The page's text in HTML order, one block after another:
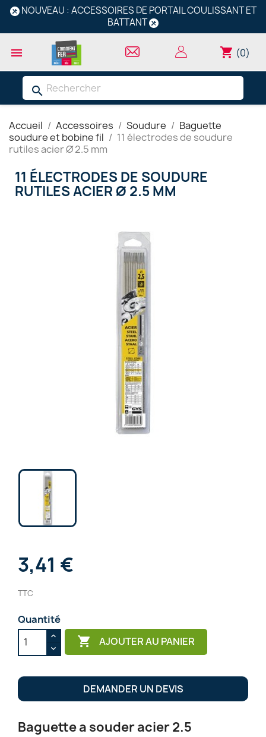
NOUVEAU : ACCESSOIRES DE PORTAIL COULISSANT ET
BATTANT
 shopping_cart (0)
search
Accueil Accessoires Soudure
Baguette
soudure et bobine fil
11 électrodes de soudure
rutiles acier Ø 2.5 mm
11 ÉLECTRODES DE SOUDURE
RUTILES ACIER Ø 2.5 MM
3,41 €
TTC
Quantité
 AJOUTER AU PANIER
DEMANDER UN DEVIS
Baguette a souder acier 2.5